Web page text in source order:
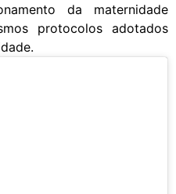
da maternidade
protocolos adotados